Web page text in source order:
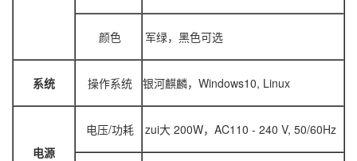
颜色 军绿，黑色可选
系统 操作系统 银河麒麟，Windows10, Linux
电源
电压/功耗 zui大 200W，AC110 - 240 V, 50/60Hz